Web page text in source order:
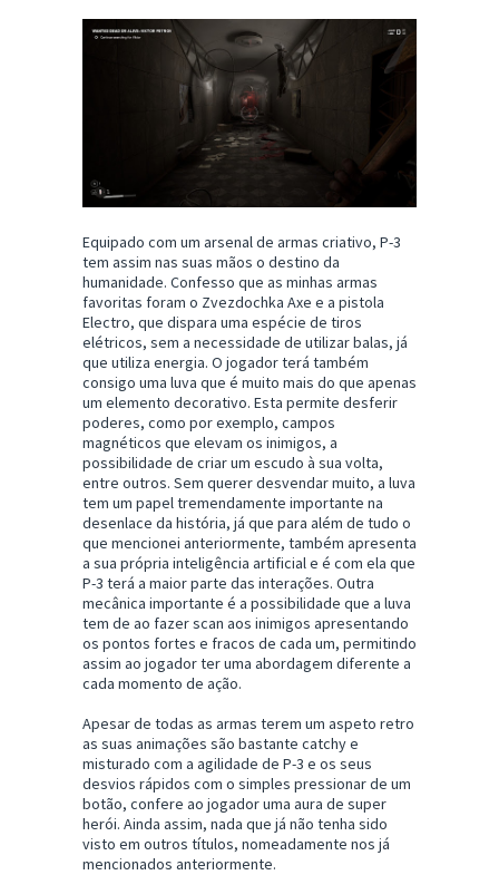
Equipado com um arsenal de armas criativo, P-3
tem assim nas suas mãos o destino da
humanidade. Confesso que as minhas armas
favoritas foram o Zvezdochka Axe e a pistola
Electro, que dispara uma espécie de tiros
elétricos, sem a necessidade de utilizar balas, já
que utiliza energia. O jogador terá também
consigo uma luva que é muito mais do que apenas
um elemento decorativo. Esta permite desferir
poderes, como por exemplo, campos
magnéticos que elevam os inimigos, a
possibilidade de criar um escudo à sua volta,
entre outros. Sem querer desvendar muito, a luva
tem um papel tremendamente importante na
desenlace da história, já que para além de tudo o
que mencionei anteriormente, também apresenta
a sua própria inteligência artificial e é com ela que
P-3 terá a maior parte das interações. Outra
mecânica importante é a possibilidade que a luva
tem de ao fazer scan aos inimigos apresentando
os pontos fortes e fracos de cada um, permitindo
assim ao jogador ter uma abordagem diferente a
cada momento de ação.
Apesar de todas as armas terem um aspeto retro
as suas animações são bastante catchy e
misturado com a agilidade de P-3 e os seus
desvios rápidos com o simples pressionar de um
botão, confere ao jogador uma aura de super
herói. Ainda assim, nada que já não tenha sido
visto em outros títulos, nomeadamente nos já
mencionados anteriormente.